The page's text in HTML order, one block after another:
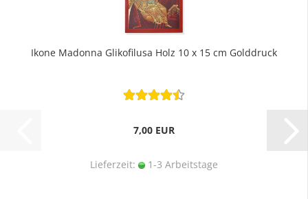
Ikone Madonna Glikofilusa Holz 10 x 15 cm Golddruck
7,00 EUR
Lieferzeit: 1-3 Arbeitstage